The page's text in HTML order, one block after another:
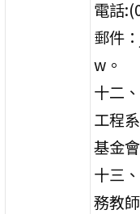
電話
郵件
w。
十二
工程
基金
十三
務教